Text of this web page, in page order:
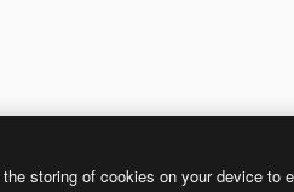
storing of cookies on your device to